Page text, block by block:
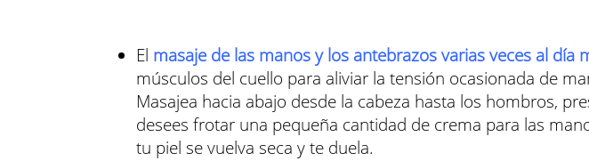
El masaje de las manos y los antebrazos varias veces al día
músculos del cuello para aliviar la tensión ocasionada de
Masajea hacia abajo desde la cabeza hasta los hombros,
desees frotar una pequeña cantidad de crema para las
tu piel se vuelva seca y te duela.